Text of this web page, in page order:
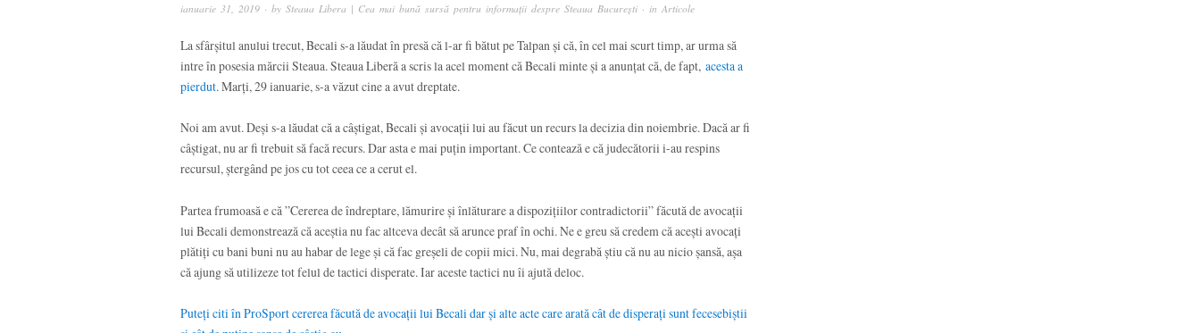
ianuarie 31, 2019 · by Steaua Libera | Cea mai bună sursă pentru informații despre Steaua București · in Articole
La sfârșitul anului trecut, Becali s-a lăudat în presă că l-ar fi bătut pe Talpan și că, în cel mai scurt timp, ar urma să
intre în posesia mărcii Steaua. Steaua Liberă a scris la acel moment că Becali minte și a anunțat că, de fapt, acesta a
pierdut. Marți, 29 ianuarie, s-a văzut cine a avut dreptate.
Noi am avut. Deși s-a lăudat că a câștigat, Becali și avocații lui au făcut un recurs la decizia din noiembrie. Dacă ar fi
câștigat, nu ar fi trebuit să facă recurs. Dar asta e mai puțin important. Ce contează e că judecătorii i-au respins
recursul, ștergând pe jos cu tot ceea ce a cerut el.
Partea frumoasă e că ”Cererea de îndreptare, lămurire și înlăturare a dispozițiilor contradictorii” făcută de avocații
lui Becali demonstrează că aceștia nu fac altceva decât să arunce praf în ochi. Ne e greu să credem că acești avocați
plătiți cu bani buni nu au habar de lege și că fac greșeli de copii mici. Nu, mai degrabă știu că nu au nicio șansă, așa
că ajung să utilizeze tot felul de tactici disperate. Iar aceste tactici nu îi ajută deloc.
Puteți citi în ProSport cererea făcută de avocații lui Becali dar și alte acte care arată cât de disperați sunt fecesebiștii